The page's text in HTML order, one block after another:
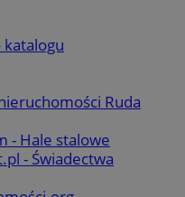
Ruda
- Hale stalowe
- Świadectwa